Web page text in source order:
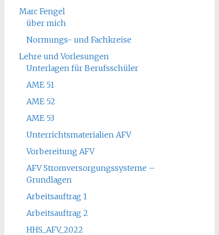
Marc Fengel
über mich
Normungs- und Fachkreise
Lehre und Vorlesungen
Unterlagen für Berufsschüler
AME 51
AME 52
AME 53
Unterrichtsmaterialien AFV
Vorbereitung AFV
AFV Stromversorgungssysteme –
Grundlagen
Arbeitsauftrag 1
Arbeitsauftrag 2
HHS_AFV_2022